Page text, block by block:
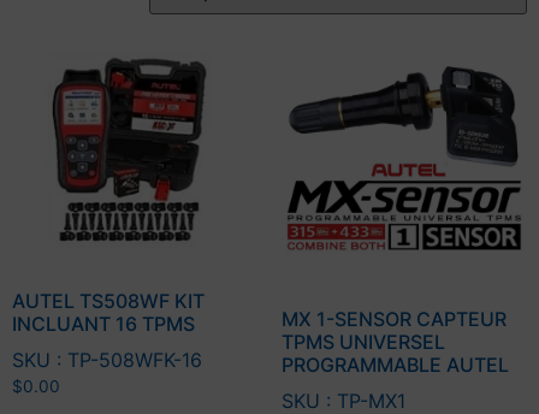
AUTEL TS508WF KIT
INCLUANT 16 TPMS
SKU : TP-508WFK-16
$0.00
MX 1-SENSOR CAPTEUR
TPMS UNIVERSEL
PROGRAMMABLE AUTEL
SKU : TP-MX1